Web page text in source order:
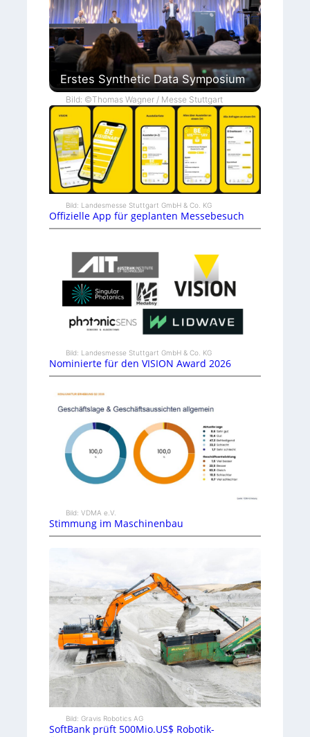
Erstes Synthetic Data Symposium
Bild: ©Thomas Wagner / Messe Stuttgart
Bild: Landesmesse Stuttgart GmbH & Co. KG
Offizielle App für geplanten Messebesuch
Bild: Landesmesse Stuttgart GmbH & Co. KG
Nominierte für den VISION Award 2026
Bild: VDMA e.V.
Stimmung im Maschinenbau
Bild: Gravis Robotics AG
SoftBank prüft 500Mio.US$ Robotik-